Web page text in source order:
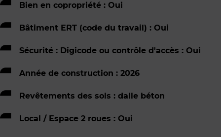
Bien en copropriété : Oui
Bâtiment ERT (code du travail) : Oui
Sécurité : Digicode ou contrôle d'accès : Oui
Année de construction : 2026
Revêtements des sols : dalle béton
Local / Espace 2 roues : Oui